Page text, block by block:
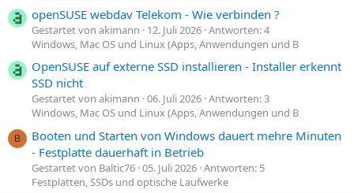
openSUSE webdav Telekom - Wie verbinden ?
Gestartet von akimann 12. Juli 2026 Antworten: 4
Windows, Mac OS und Linux (Apps, Anwendungen und B
OpenSUSE auf externe SSD installieren - Installer erkennt
SSD nicht
Gestartet von akimann 06. Juli 2026 Antworten: 3
Windows, Mac OS und Linux (Apps, Anwendungen und B
B
Booten und Starten von Windows dauert mehre Minuten
- Festplatte dauerhaft in Betrieb
Gestartet von Baltic76 05. Juli 2026 Antworten: 5
Festplatten, SSDs und optische Laufwerke